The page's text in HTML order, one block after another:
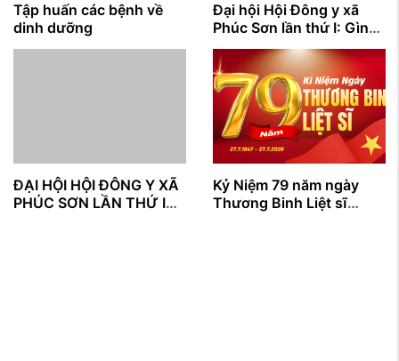
Tập huấn các bệnh về
dinh dưỡng
Đại hội Hội Đông y xã
Phúc Sơn lần thứ I: Gìn
giữ tinh hoa y học cổ
truyền, lan tỏa giá trị
nhân văn vì sức khỏe
cộng đồng
ĐẠI HỘI HỘI ĐÔNG Y XÃ
PHÚC SƠN LẦN THỨ I
Kỷ Niệm 79 năm ngày
Thương Binh Liệt sĩ